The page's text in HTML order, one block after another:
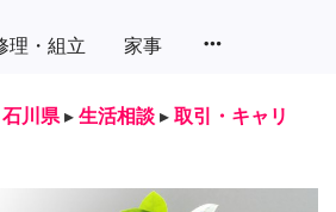
理・組立 家事 more_horiz
石川県 ▸ 生活相談 ▸ 取引・キャリ